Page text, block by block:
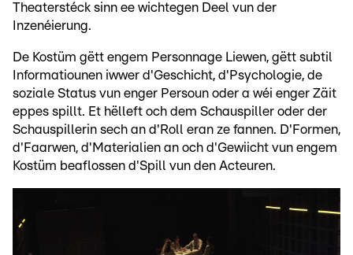
Theaterstéck sinn ee wichtegen Deel vun der
Inzenéierung.
De Kostüm gëtt engem Personnage Liewen, gëtt subtil
Informatiounen iwwer d'Geschicht, d'Psychologie, de
soziale Status vun enger Persoun oder a wéi enger Zäit
eppes spillt. Et hëlleft och dem Schauspiller oder der
Schauspillerin sech an d'Roll eran ze fannen. D'Formen,
d'Faarwen, d'Materialien an och d'Gewiicht vun engem
Kostüm beaflossen d'Spill vun den Acteuren.